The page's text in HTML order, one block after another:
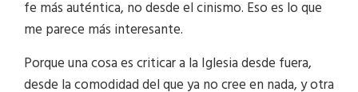
fe más auténtica, no desde el cinismo. Eso es lo que
me parece más interesante.
Porque una cosa es criticar a la Iglesia desde fuera,
desde la comodidad del que ya no cree en nada, y otra